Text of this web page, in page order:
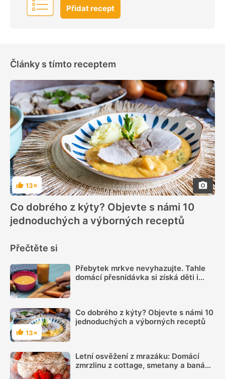
Přidat recept
Články s tímto receptem
Hodnocení
13×
Co dobrého z kýty? Objevte s námi 10
jednoduchých a výborných receptů
Přečtěte si
Přebytek mrkve nevyhazujte. Tahle
domácí přesnídávka si získá děti i
Hodnocení
13×
Co dobrého z kýty? Objevte s námi 10
jednoduchých a výborných receptů
Letní osvěžení z mrazáku: Domácí
zmrzlinu z cottage, smetany a banánu